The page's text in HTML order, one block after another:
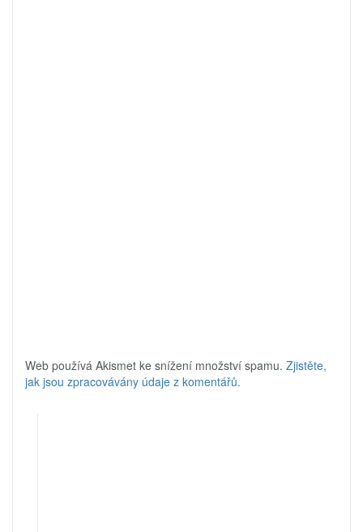
Web používá Akismet ke snížení množství spamu. Zjistěte,
jak jsou zpracovávány údaje z komentářů.